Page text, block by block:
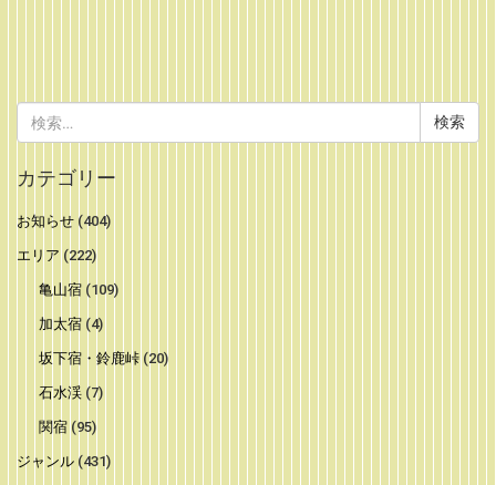
索:
カテゴリー
お知らせ (404)
エリア (222)
亀山宿(109)
加太宿(4)
坂下宿・鈴鹿峠(20)
石水渓(7)
関宿(95)
ジャンル (431)